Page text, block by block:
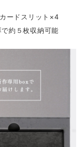
ードスリット×4
約５枚収納可能